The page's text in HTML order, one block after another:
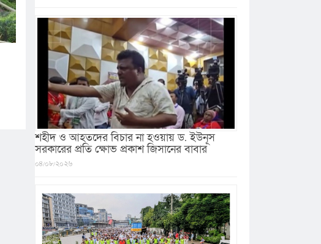
শহীদ ও আহতদের বিচার না হওয়ায় ড. ইউনূস
সরকারের প্রতি ক্ষোভ প্রকাশ জিসানের বাবার
০৪/০৮/২০২৬